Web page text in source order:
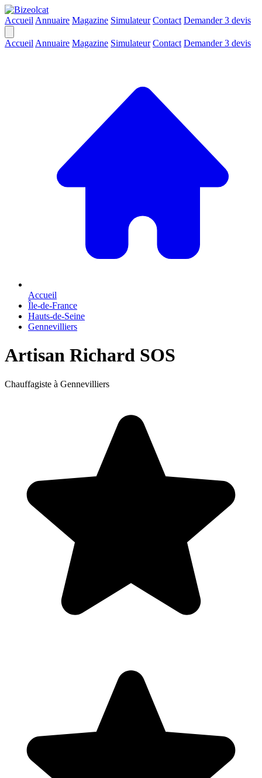
Accueil Annuaire Magazine Simulateur Contact Demander 3 devis
Accueil Annuaire Magazine Simulateur Contact Demander 3 devis
Accueil
Île-de-France
Hauts-de-Seine
Gennevilliers
Artisan Richard SOS
Chauffagiste à Gennevilliers